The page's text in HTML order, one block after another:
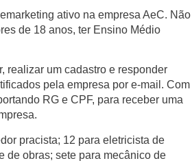
ativo na empresa AeC. Não
de 18 anos, ter Ensino Médio
realizar um cadastro e responder
pela empresa por e-mail. Com
RG e CPF, para receber uma
pracista; 12 para eletricista de
de obras; sete para mecânico de